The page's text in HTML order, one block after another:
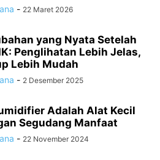
- 22 Maret 2026
yang Nyata Setelah
Penglihatan Lebih Jelas,
Lebih Mudah
- 2 Desember 2025
Adalah Alat Kecil
Segudang Manfaat
- 22 November 2024